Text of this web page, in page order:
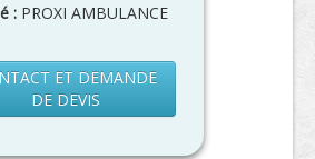
: PROXI AMBULANCE
ET DEMANDE
DE DEVIS